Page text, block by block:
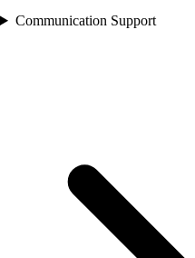
Communication Support